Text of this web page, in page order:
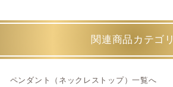
関連商品カテゴリ
ペンダント（ネックレストップ）一覧へ